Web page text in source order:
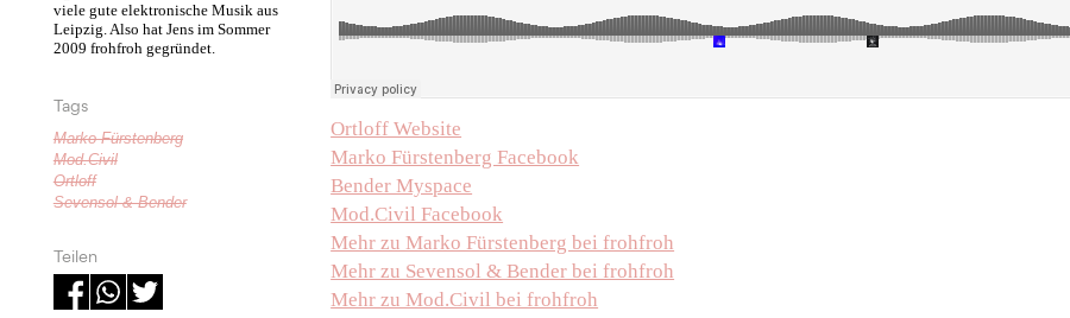
viele gute elektronische Musik aus
Leipzig. Also hat Jens im Sommer
2009 frohfroh gegründet.
Tags
Marko Fürstenberg
Mod.Civil
Ortloff
Sevensol & Bender
Teilen
Ortloff Website
Marko Fürstenberg Facebook
Bender Myspace
Mod.Civil Facebook
Mehr zu Marko Fürstenberg bei frohfroh
Mehr zu Sevensol & Bender bei frohfroh
Mehr zu Mod.Civil bei frohfroh